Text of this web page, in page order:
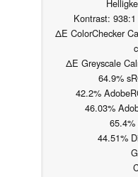
Kontrast:
ΔE ColorChecker
ΔE Greyscale
64.9%
42.2%
46.03%
65.4%
44.51%